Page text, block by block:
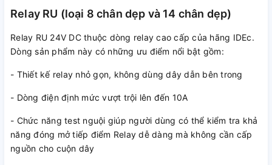
Relay RU (loại 8 chân dẹp và 14 chân dẹp)
Relay RU 24V DC thuộc dòng relay cao cấp của hãng IDEc.
Dòng sản phẩm này có những ưu điểm nổi bật gồm:
- Thiết kế relay nhỏ gọn, không dùng dây dẫn bên trong
- Dòng điện định mức vượt trội lên đến 10A
- Chức năng test nguội giúp người dùng có thể kiểm tra khả
năng đóng mở tiếp điểm Relay dễ dàng mà không cần cấp
nguồn cho cuộn dây